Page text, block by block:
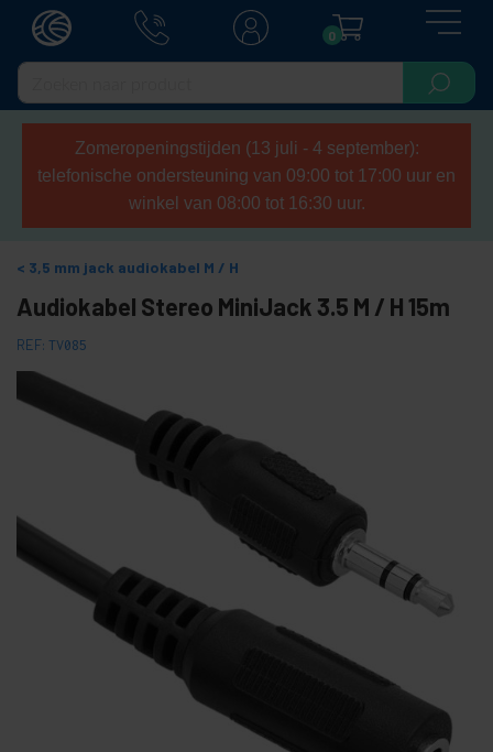
0
Zomeropeningstijden (13 juli - 4 september):
telefonische ondersteuning van 09:00 tot 17:00 uur en
winkel van 08:00 tot 16:30 uur.
3,5 mm jack audiokabel M / H
Audiokabel Stereo MiniJack 3.5 M / H 15m
REF: TV085